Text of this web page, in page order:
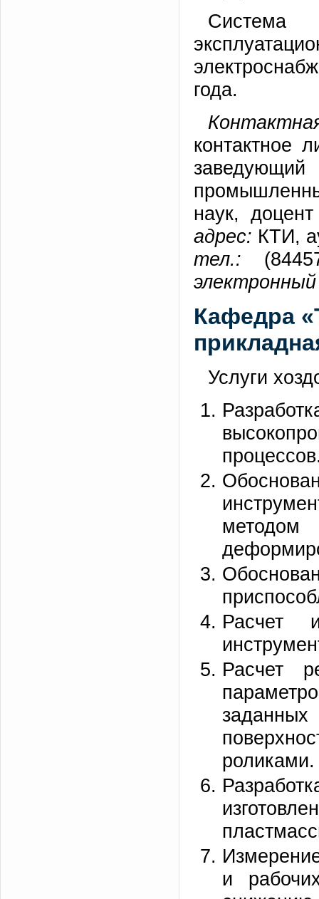
Система
года.
наук, доцент
адрес: КТИ,
тел.:
Кафедра
Услуги
Расчет
Расчет
заданных
роликами.
и